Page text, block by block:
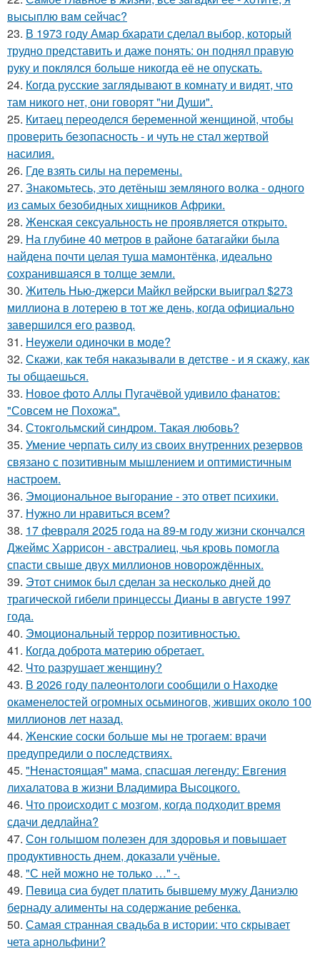
высыплю вaм сейчaс?
23. В 1973 году Амар бхарати сделал выбор, который
трудно представить и даже понять: он поднял правую
руку и поклялся больше никогда её не опускать.
24. Когда русские заглядывают в комнату и видят, что
там никого нет, они говорят "ни Души".
25. Китаец переоделся беременной женщиной, чтобы
проверить безопасность - и чуть не стал жертвой
насилия.
26. Где взять силы на перемены.
27. Знакомьтесь, это детёныш земляного волка - одного
из самых безобидных хищников Африки.
28. Женская сексуальность не проявляется открыто.
29. На глубине 40 метров в районе батагайки была
найдена почти целая туша мамонтёнка, идеально
сохранившаяся в толще земли.
30. Житель Нью-джерси Майкл вейрски выиграл $273
миллиона в лотерею в тот же день, когда официально
завершился его развод.
31. Неужели одиночки в моде?
32. Скажи, как тебя наказывали в детстве - и я скажу, как
ты общаешься.
33. Новое фото Аллы Пугачёвой удивило фанатов:
"Совсем не Похожа".
34. Стокгольмский синдром. Такая любовь?
35. Умение черпать силу из своих внутренних резервов
связано с позитивным мышлением и оптимистичным
настроем.
36. Эмоциональное выгорание - это ответ психики.
37. Нужно ли нравиться всем?
38. 17 февраля 2025 года на 89-м году жизни скончался
Джеймс Харрисон - австралиец, чья кровь помогла
спасти свыше двух миллионов новорождённых.
39. Этот снимок был сделан за несколько дней до
трагической гибели принцессы Дианы в августе 1997
года.
40. Эмоциональный террор позитивностью.
41. Когда доброта материю обретает.
42. Что разрушает женщину?
43. В 2026 году палеонтологи сообщили о Находке
окаменелостей огромных осьминогов, живших около 100
миллионов лет назад.
44. Женские соски больше мы не трогаем: врачи
предупредили о последствиях.
45. "Ненастоящая" мама, спасшая легенду: Евгения
лихалатова в жизни Владимира Высоцкого.
46. Что происходит с мозгом, когда подходит время
сдачи дедлайна?
47. Сон голышом полезен для здоровья и повышает
продуктивность днем, доказали учёные.
48. "С ней можно не только …" -.
49. Певица сиа будет платить бывшему мужу Даниэлю
бернаду алименты на содержание ребенка.
50. Самая странная свадьба в истории: что скрывает
чета арнольфини?